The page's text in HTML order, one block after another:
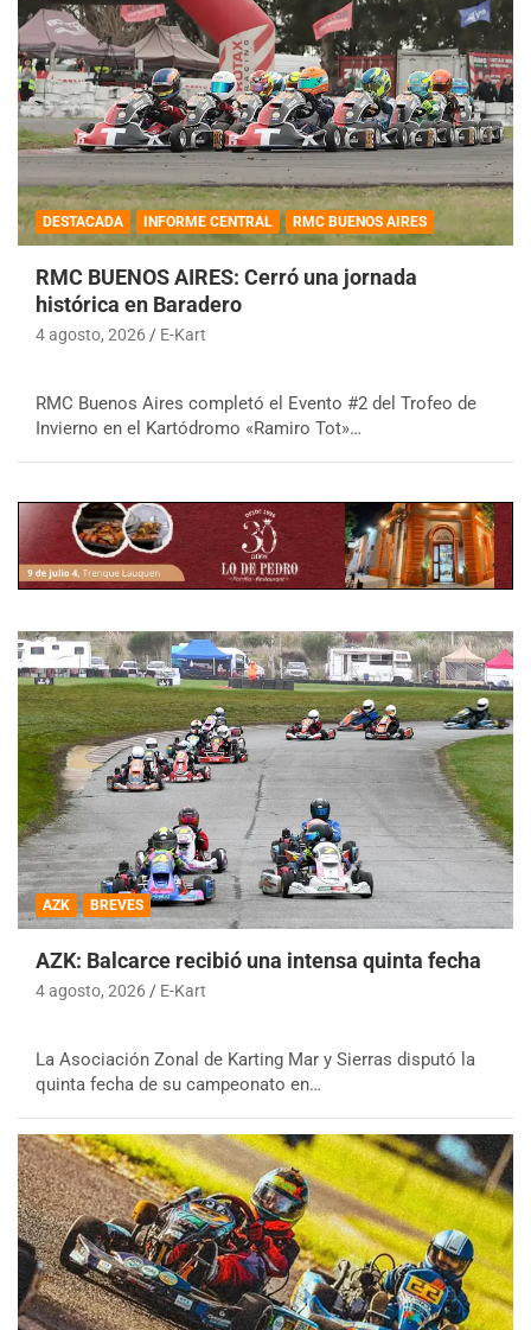
DESTACADA INFORME CENTRAL RMC BUENOS AIRES
RMC BUENOS AIRES: Cerró una jornada
histórica en Baradero
4 agosto, 2026 E-Kart
RMC Buenos Aires completó el Evento #2 del Trofeo de
Invierno en el Kartódromo «Ramiro Tot»…
AZK BREVES
AZK: Balcarce recibió una intensa quinta fecha
4 agosto, 2026 E-Kart
La Asociación Zonal de Karting Mar y Sierras disputó la
quinta fecha de su campeonato en…